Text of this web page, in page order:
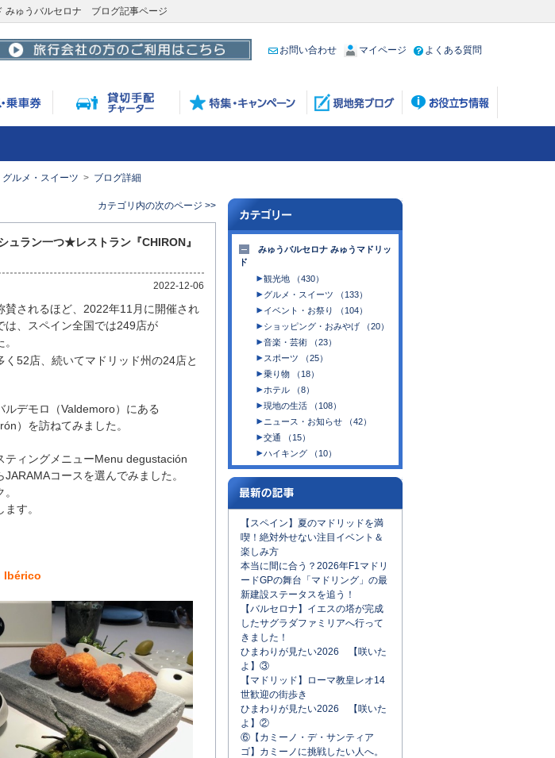
みゅうバルセロナ ブログ記事ページ
お問い合わせ マイページ よくある質問
グルメ・スイーツ ブログ詳細
カテゴリ内の次のページ >>
ュラン一つ★レストラン『CHIRON』
2022-12-06
賛されるほど、2022年11月に開催され
は、スペイン全国では249店が
52店、続いてマドリッド州の24店と
ルデモロ（Valdemoro）にある
）を訪ねてみました。
ティングメニューMenu degustación
JARAMAコースを選んでみました。
す。
Ibérico
みゅうバルセロナ みゅうマドリッ
ド
観光地 （430）
グルメ・スイーツ （133）
イベント・お祭り （104）
ショッピング・おみやげ （20）
音楽・芸術 （23）
スポーツ （25）
乗り物 （18）
ホテル （8）
現地の生活 （108）
ニュース・お知らせ （42）
交通 （15）
ハイキング （10）
【スペイン】夏のマドリッドを満
喫！絶対外せない注目イベント＆
楽しみ方
本当に間に合う？2026年F1マドリ
ードGPの舞台「マドリング」の最
新建設ステータスを追う！
【バルセロナ】イエスの塔が完成
したサグラダファミリアへ行って
きました！
ひまわりが見たい2026 【咲いた
よ】③
【マドリッド】ローマ教皇レオ14
世歓迎の街歩き
ひまわりが見たい2026 【咲いた
よ】②
⑥【カミーノ・デ・サンティア
ゴ】カミーノに挑戦したい人へ。